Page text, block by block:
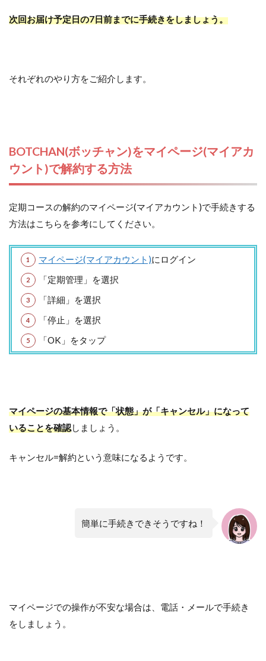
次回お届け予定日の7日前までに手続きをしましょう。
それぞれのやり方をご紹介します。
BOTCHAN(ボッチャン)をマイページ(マイアカ
ウント)で解約する方法
定期コースの解約のマイページ(マイアカウント)で手続きする
方法はこちらを参考にしてください。
マイページ(マイアカウント)にログイン
「定期管理」を選択
「詳細」を選択
「停止」を選択
「OK」をタップ
マイページの基本情報で「状態」が「キャンセル」になって
いることを確認しましょう。
キャンセル=解約という意味になるようです。
簡単に手続きできそうですね！
マイページでの操作が不安な場合は、電話・メールで手続き
をしましょう。